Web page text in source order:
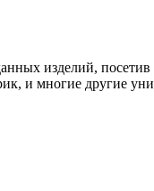
изделий,
и многие другие